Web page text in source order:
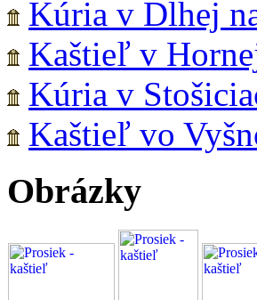
Kúria v Dlhej
Kaštieľ v
Kúria v
Kaštieľ vo
Obrázky